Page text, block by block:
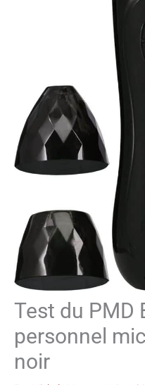
Test du PMD
personnel
noir